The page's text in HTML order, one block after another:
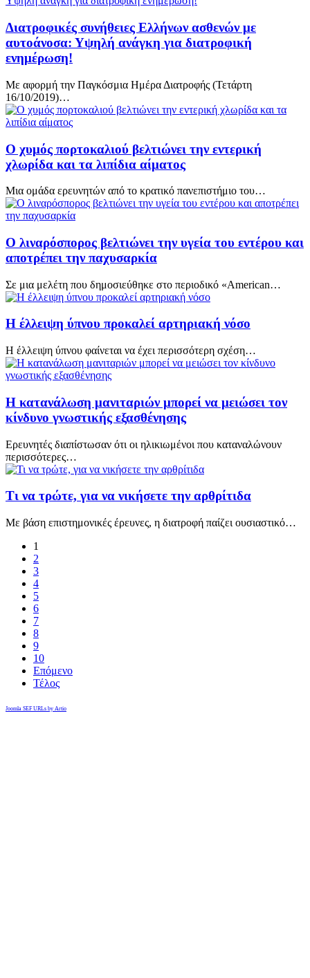
Διατροφικές συνήθειες Ελλήνων ασθενών με
αυτοάνοσα: Υψηλή ανάγκη για διατροφική
ενημέρωση!
Με αφορμή την Παγκόσμια Ημέρα Διατροφής (Τετάρτη
16/10/2019)…
O χυμός πορτοκαλιού βελτιώνει την εντερική
χλωρίδα και τα λιπίδια αίματος
Μια ομάδα ερευνητών από το κρατικό πανεπιστήμιο του…
Ο λιναρόσπορος βελτιώνει την υγεία του εντέρου και
αποτρέπει την παχυσαρκία
Σε μια μελέτη που δημοσιεύθηκε στο περιοδικό «American…
Η έλλειψη ύπνου προκαλεί αρτηριακή νόσο
Η έλλειψη ύπνου φαίνεται να έχει περισσότερη σχέση…
Η κατανάλωση μανιταριών μπορεί να μειώσει τον
κίνδυνο γνωστικής εξασθένησης
Ερευνητές διαπίστωσαν ότι οι ηλικιωμένοι που καταναλώνουν
περισσότερες…
Τι να τρώτε, για να νικήσετε την αρθρίτιδα
Με βάση επιστημονικές έρευνες, η διατροφή παίζει ουσιαστικό…
1
2
3
4
5
6
7
8
9
10
Επόμενο
Τέλος
Joomla SEF URLs by Artio